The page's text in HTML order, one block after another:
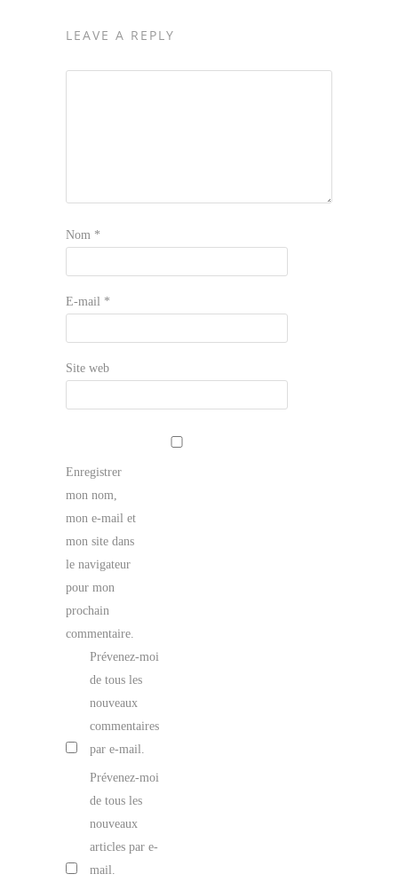
LEAVE A REPLY
Nom *
E-mail *
Site web
Enregistrer
mon nom,
mon e-mail et
mon site dans
le navigateur
pour mon
prochain
commentaire.
Prévenez-moi
de tous les
nouveaux
commentaires
par e-mail.
Prévenez-moi
de tous les
nouveaux
articles par e-
mail.